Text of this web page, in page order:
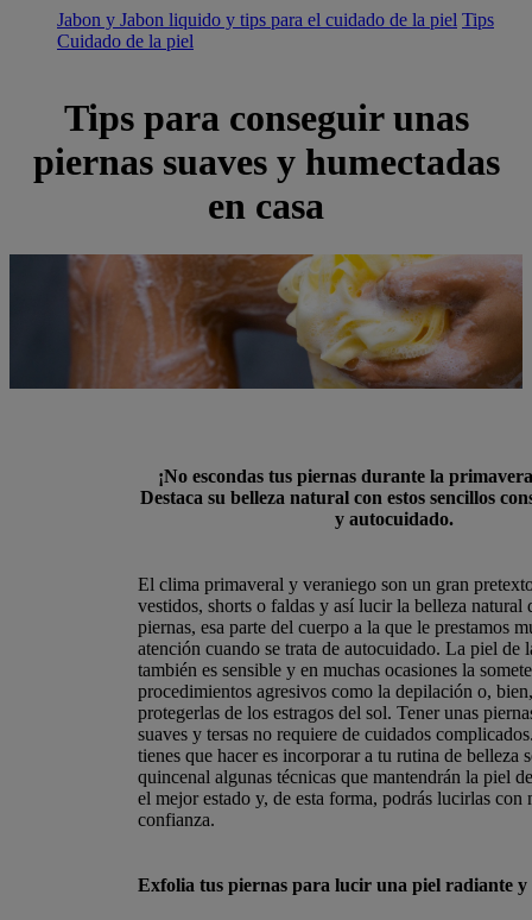
Jabon y Jabon liquido y tips para el cuidado de la piel Tips
Cuidado de la piel
Tips para conseguir unas
piernas suaves y humectadas
en casa
¡No escondas tus piernas durante la
Destaca su belleza natural con estos sencillos
y autocuidado.
El clima primaveral y veraniego son un gran
vestidos, shorts o faldas y así lucir la belleza natural
piernas, esa parte del cuerpo a la que le prestamos
atención cuando se trata de autocuidado. La piel de
también es sensible y en muchas ocasiones la
procedimientos agresivos como la depilación o,
protegerlas de los estragos del sol. Tener unas
suaves y tersas no requiere de cuidados
tienes que hacer es incorporar a tu rutina de belleza
quincenal algunas técnicas que mantendrán la piel
el mejor estado y, de esta forma, podrás lucirlas con
confianza.
Exfolia tus piernas para lucir una piel radiante y